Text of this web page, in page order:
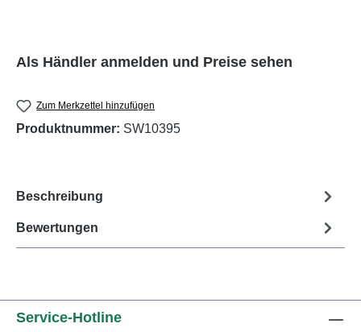
Als Händler anmelden und Preise sehen
Zum Merkzettel hinzufügen
Produktnummer: SW10395
Beschreibung
Bewertungen
Service-Hotline